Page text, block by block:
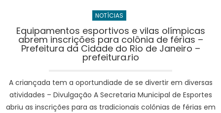
férias
desta
quarta-
feira
NOTÍCIAS
Equipamentos esportivos e vilas olímpicas
abrem inscrições para colônia de férias –
Prefeitura da Cidade do Rio de Janeiro –
prefeitura.rio
A criançada tem a oportundiade de se divertir em diversas
atividades – Divulgação A Secretaria Municipal de Esportes
abriu as inscrições para as tradicionais colônias de férias em